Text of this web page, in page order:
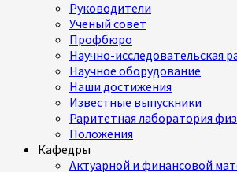
Руководители
Ученый совет
Профбюро
Научно-исследовательская
Научное оборудование
Наши достижения
Известные выпускники
Раритетная лаборатория
Положения
Кафедры
Актуарной и финансовой